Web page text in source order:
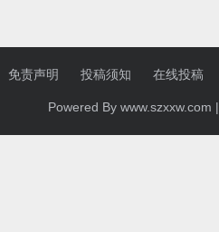
免责声明 投稿须知 在线投稿
Powered By www.szxxw.com |